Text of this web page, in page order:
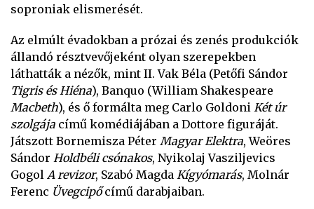
soproniak elismerését.
Az elmúlt évadokban a prózai és zenés produkciók
állandó résztvevőjeként olyan szerepekben
láthatták a nézők, mint II. Vak Béla (Petőfi Sándor
Tigris és Hiéna), Banquo (William Shakespeare
Macbeth), és ő formálta meg Carlo Goldoni Két úr
szolgája című komédiájában a Dottore figuráját.
Játszott Bornemisza Péter Magyar Elektra, Weöres
Sándor Holdbéli csónakos, Nyikolaj Vasziljevics
Gogol A revizor, Szabó Magda Kígyómarás, Molnár
Ferenc Üvegcipőcímű darabjaiban.